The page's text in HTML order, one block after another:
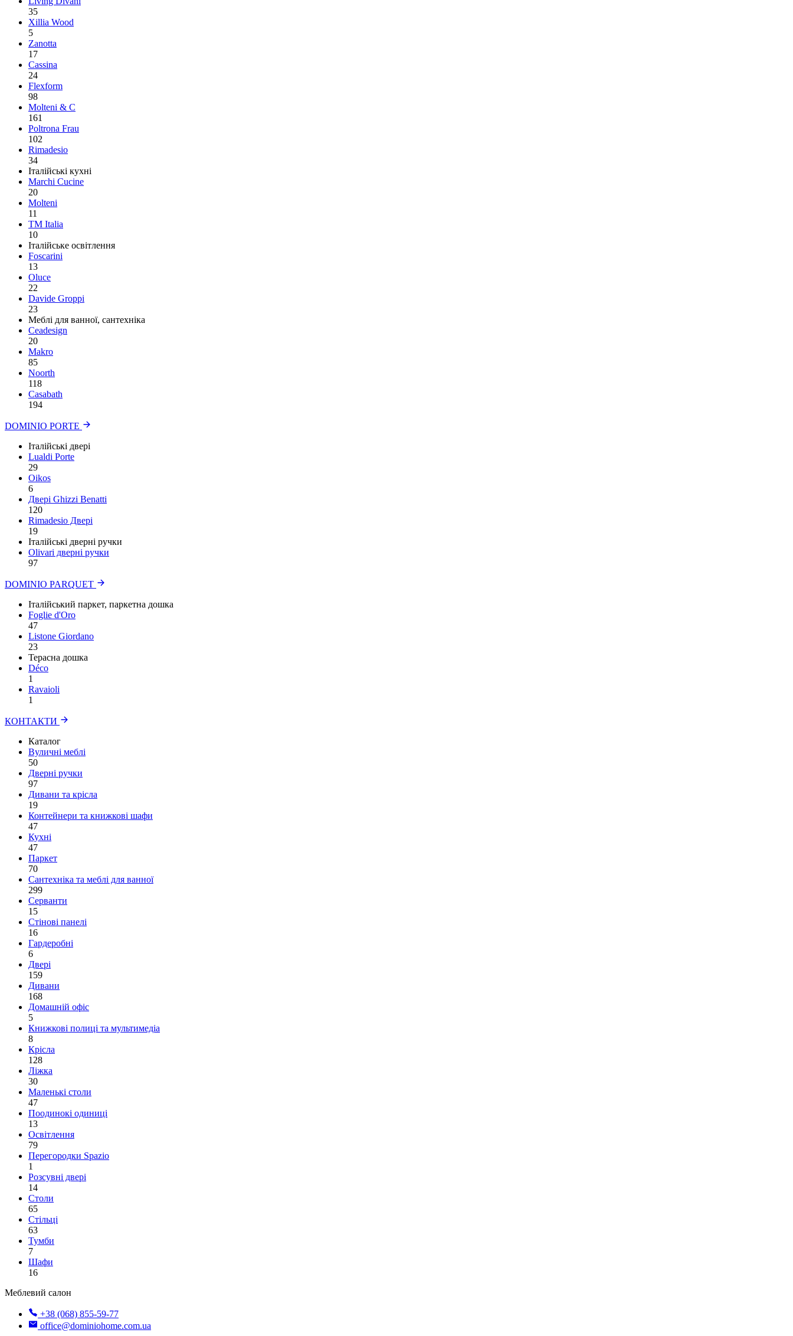
35
Xillia Wood
5
Zanotta
17
Cassina
24
Flexform
98
Molteni & C
161
Poltrona Frau
102
Rimadesio
34
Італійські кухні
Marchi Cucine
20
Molteni
11
TM Italia
10
Італійське освітлення
Foscarini
13
Oluce
22
Davide Groppi
23
Меблі для ванної, сантехніка
Ceadesign
20
Makro
85
Noorth
118
Сasabath
194
DOMINIO PORTE
Італійські двері
Lualdi Porte
29
Oikos
6
Двері Ghizzi Benatti
120
Rimadesio Двері
19
Італійські дверні ручки
Olivari дверні ручки
97
DOMINIO PARQUET
Італійський паркет, паркетна дошка
Foglie d'Oro
47
Listone Giordano
23
Терасна дошка
Déco
1
Ravaioli
1
КОНТАКТИ
Каталог
Вуличні меблі
50
Дверні ручки
97
Дивани та крісла
19
Контейнери та книжкові шафи
47
Кухні
47
Паркет
70
Сантехніка та меблі для ванної
299
Серванти
15
Стінові панелі
16
Гардеробні
6
Двері
159
Дивани
168
Домашній офіс
5
Книжкові полиці та мультимедіа
8
Крісла
128
Ліжка
30
Маленькі столи
47
Поодинокі одиниці
13
Освітлення
79
Перегородки Spazio
1
Розсувні двері
14
Столи
65
Стільці
63
Тумби
7
Шафи
16
Меблевий салон
+38 (068) 855-59-77
office@dominiohome.com.ua